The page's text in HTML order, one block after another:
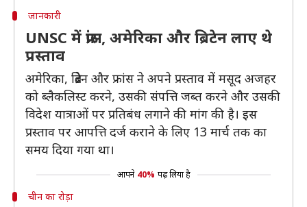
जानकारी
UNSC में फ्रांस, अमेरिका और ब्रिटेन लाए थे
प्रस्ताव
अमेरिका, ब्रिटेन और फ्रांस ने अपने प्रस्ताव में मसूद अजहर
को ब्लैकलिस्ट करने, उसकी संपत्ति जब्त करने और उसकी
विदेश यात्राओं पर प्रतिबंध लगाने की मांग की है। इस
प्रस्ताव पर आपत्ति दर्ज कराने के लिए 13 मार्च तक का
समय दिया गया था।
आपने 40% पढ़ लिया है
चीन का रोड़ा